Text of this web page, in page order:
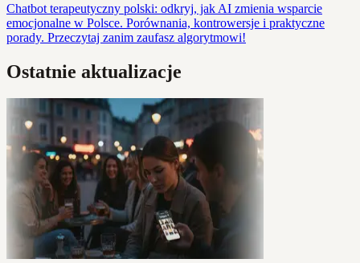
Chatbot terapeutyczny polski: odkryj, jak AI zmienia wsparcie
emocjonalne w Polsce. Porównania, kontrowersje i praktyczne
porady. Przeczytaj zanim zaufasz algorytmowi!
Ostatnie aktualizacje